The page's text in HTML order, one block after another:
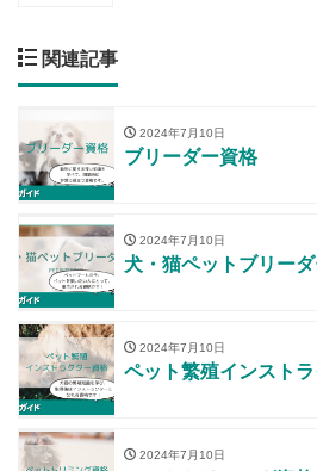
関連記事
2024年7月10日
ブリーダー資格
2024年7月10日
犬・猫ペットブリー
2024年7月10日
ペット繁殖インスト
2024年7月10日